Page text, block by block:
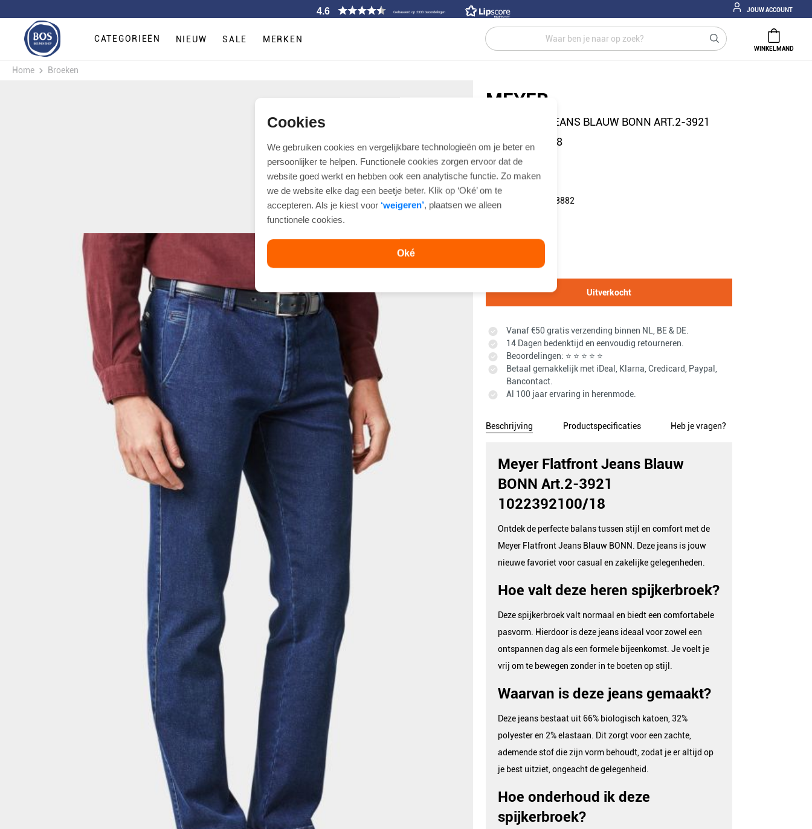
Cookies
We gebruiken cookies en vergelijkbare technologieën om je beter en
persoonlijker te helpen. Functionele cookies zorgen ervoor dat de
website goed werkt en hebben ook een analytische functie. Zo maken
we de website elke dag een beetje beter. Klik op ‘Oké’ om te
accepteren. Als je kiest voor ‘weigeren’, plaatsen we alleen
functionele cookies.
Oké
4.6 Gebaseerd op 2333 beoordelingen JOUW ACCOUNT
CATEGORIEËN NIEUW SALE MERKEN
WINKELMAND
Home Broeken
MEYER
FLATFRONT JEANS BLAUW BONN ART.2-3921
1022392100/18
€ 149,99
Artikelnummer: 178882
Uitverkocht
Vanaf €50 gratis verzending binnen NL, BE & DE.
14 Dagen bedenktijd en eenvoudig retourneren.
Beoordelingen: ⭐ ⭐ ⭐ ⭐ ⭐
Betaal gemakkelijk met iDeal, Klarna, Credicard, Paypal,
Bancontact.
Al 100 jaar ervaring in herenmode.
Beschrijving Productspecificaties Heb je vragen?
Meyer Flatfront Jeans Blauw
BONN Art.2-3921
1022392100/18
Ontdek de perfecte balans tussen stijl en comfort met de
Meyer Flatfront Jeans Blauw BONN. Deze jeans is jouw
nieuwe favoriet voor casual en zakelijke gelegenheden.
Hoe valt deze heren spijkerbroek?
Deze spijkerbroek valt normaal en biedt een comfortabele
pasvorm. Hierdoor is deze jeans ideaal voor zowel een
ontspannen dag als een formele bijeenkomst. Je voelt je
vrij om te bewegen zonder in te boeten op stijl.
Waarvan is deze jeans gemaakt?
Deze jeans bestaat uit 66% biologisch katoen, 32%
polyester en 2% elastaan. Dit zorgt voor een zachte,
ademende stof die zijn vorm behoudt, zodat je er altijd op
je best uitziet, ongeacht de gelegenheid.
Hoe onderhoud ik deze
spijkerbroek?